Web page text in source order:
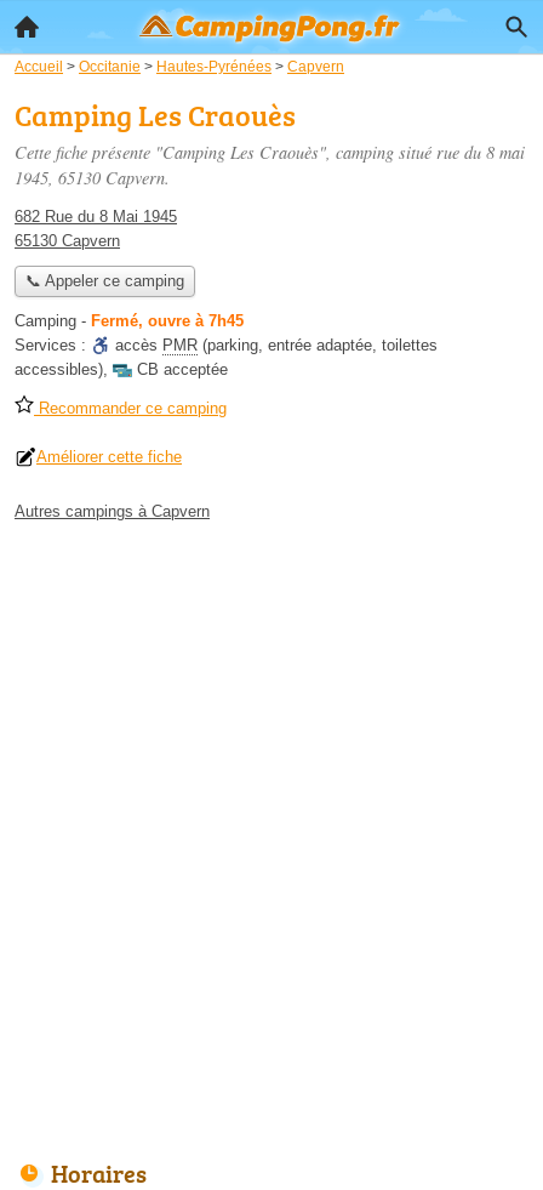
Accueil > Occitanie > Hautes-Pyrénées > Capvern
Camping Les Craouès
Cette fiche présente "Camping Les Craouès", camping situé rue du 8 mai
1945, 65130 Capvern.
682 Rue du 8 Mai 1945
65130 Capvern
📞 Appeler ce camping
Camping - Fermé, ouvre à 7h45
Services :
accès PMR (parking, entrée adaptée, toilettes
accessibles), CB acceptée
Recommander ce camping
Améliorer cette fiche
Autres campings à Capvern
Horaires